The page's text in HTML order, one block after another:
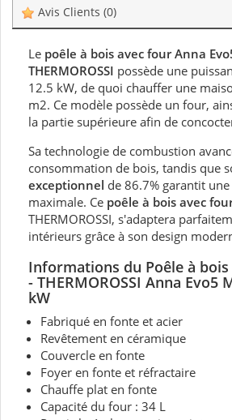
Avis Clients (0)
Le poêle à bois avec four Anna
THERMOROSSI possède une
12.5 kW, de quoi chauffer une
m2. Ce modèle possède un four,
la partie supérieure afin de
Sa technologie de combustion
consommation de bois, tandis que
exceptionnel de 86.7% garantit
maximale. Ce poêle à bois avec
THERMOROSSI, s'adaptera
intérieurs grâce à son design
Informations du Poêle à
- THERMOROSSI Anna Evo5
kW
Fabriqué en fonte et acier
Revêtement en céramique
Couvercle en fonte
Foyer en fonte et réfractaire
Chauffe plat en fonte
Capacité du four : 34 L